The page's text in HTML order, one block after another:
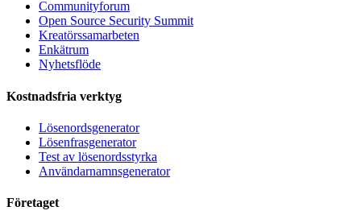
Communityforum
Open Source Security Summit
Kreatörssamarbeten
Enkätrum
Nyhetsflöde
Kostnadsfria verktyg
Lösenordsgenerator
Lösenfrasgenerator
Test av lösenordsstyrka
Användarnamnsgenerator
Företaget